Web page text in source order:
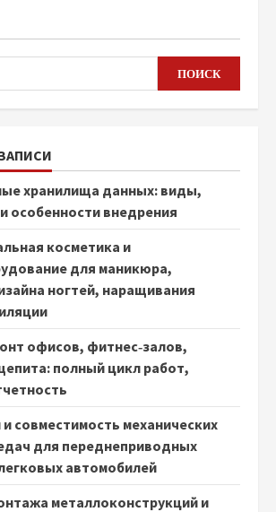
ПОИСК
хранилища данных: виды,
особенности внедрения
косметика и
для маникюра,
ногтей, наращивания
офисов, фитнес‑залов,
полный цикл работ,
совместимость механических
для переднеприводных
автомобилей
металлоконструкций и